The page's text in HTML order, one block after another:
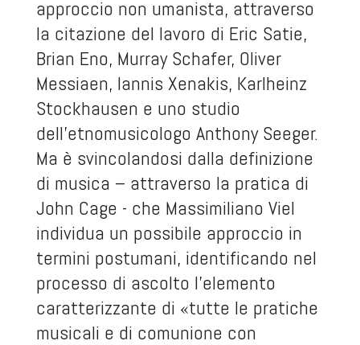
approccio non umanista, attraverso
la citazione del lavoro di Eric Satie,
Brian Eno, Murray Schafer, Oliver
Messiaen, Iannis Xenakis, Karlheinz
Stockhausen e uno studio
dell’etnomusicologo Anthony Seeger.
Ma è svincolandosi dalla definizione
di musica – attraverso la pratica di
John Cage - che Massimiliano Viel
individua un possibile approccio in
termini postumani, identificando nel
processo di ascolto l’elemento
caratterizzante di «tutte le pratiche
musicali e di comunione con